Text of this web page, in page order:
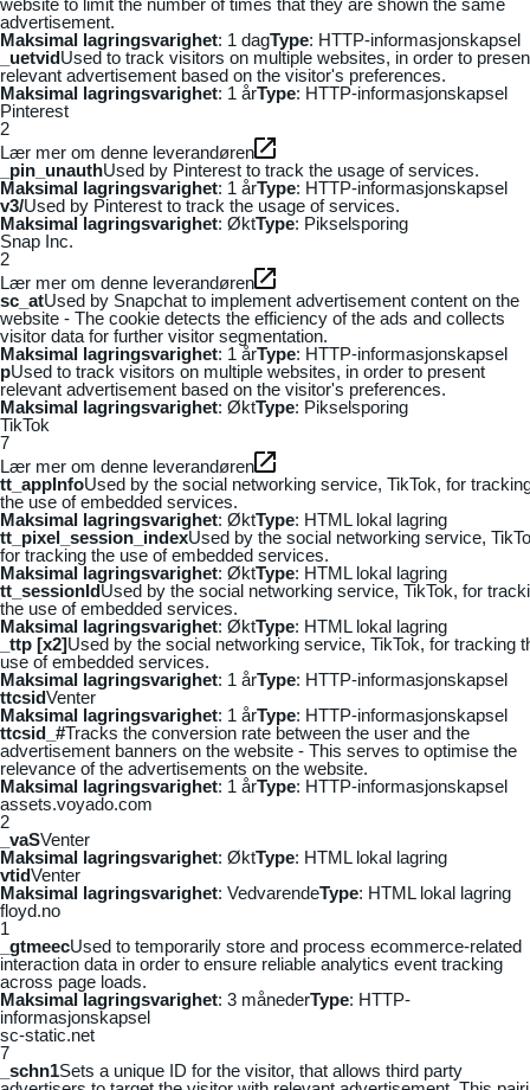
advertisement.
Maksimal lagringsvarighet: 1 dagType: HTTP-informasjonskapsel
_uetvidUsed to track visitors on multiple websites, in order to
relevant advertisement based on the visitor's preferences.
Maksimal lagringsvarighet: 1 årType: HTTP-informasjonskapsel
Pinterest
2
Lær mer om denne leverandøren
_pin_unauthUsed by Pinterest to track the usage of services.
Maksimal lagringsvarighet: 1 årType: HTTP-informasjonskapsel
v3/Used by Pinterest to track the usage of services.
Maksimal lagringsvarighet: ØktType: Pikselsporing
Snap Inc.
2
Lær mer om denne leverandøren
sc_atUsed by Snapchat to implement advertisement content on the
website - The cookie detects the efficiency of the ads and collects
visitor data for further visitor segmentation.
Maksimal lagringsvarighet: 1 årType: HTTP-informasjonskapsel
pUsed to track visitors on multiple websites, in order to present
relevant advertisement based on the visitor's preferences.
Maksimal lagringsvarighet: ØktType: Pikselsporing
TikTok
7
Lær mer om denne leverandøren
tt_appInfoUsed by the social networking service, TikTok, for
the use of embedded services.
Maksimal lagringsvarighet: ØktType: HTML lokal lagring
tt_pixel_session_indexUsed by the social networking service,
for tracking the use of embedded services.
Maksimal lagringsvarighet: ØktType: HTML lokal lagring
tt_sessionIdUsed by the social networking service, TikTok, for
the use of embedded services.
Maksimal lagringsvarighet: ØktType: HTML lokal lagring
_ttp [x2]Used by the social networking service, TikTok, for tracking
use of embedded services.
Maksimal lagringsvarighet: 1 årType: HTTP-informasjonskapsel
ttcsidVenter
Maksimal lagringsvarighet: 1 årType: HTTP-informasjonskapsel
ttcsid_#Tracks the conversion rate between the user and the
advertisement banners on the website - This serves to optimise the
relevance of the advertisements on the website.
Maksimal lagringsvarighet: 1 årType: HTTP-informasjonskapsel
assets.voyado.com
2
_vaSVenter
Maksimal lagringsvarighet: ØktType: HTML lokal lagring
vtidVenter
Maksimal lagringsvarighet: VedvarendeType: HTML lokal lagring
floyd.no
1
_gtmeecUsed to temporarily store and process ecommerce-related
interaction data in order to ensure reliable analytics event tracking
across page loads.
Maksimal lagringsvarighet: 3 månederType: HTTP-
informasjonskapsel
sc-static.net
7
_schn1Sets a unique ID for the visitor, that allows third party